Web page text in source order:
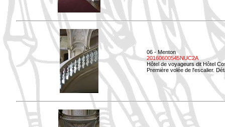
06 - Menton
20160600545NUC2A
Hôtel de voyageurs dit Hôtel
Première volée de l'escalier.